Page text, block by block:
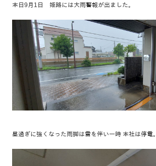
本日9月1日 姫路には大雨警報が出ました。
昼過ぎに強くなった雨脚は雷を伴い一時 本社は停電。